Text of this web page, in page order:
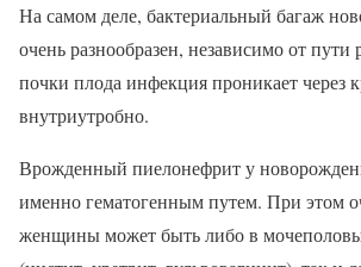
На самом деле, бактериальный багаж
очень разнообразен, независимо от
почки плода инфекция проникает через
внутриутробно.
Врожденный пиелонефрит у
именно гематогенным путем. При этом
женщины может быть либо в